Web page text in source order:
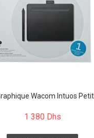
Wacom Intuos Petite
1 380 Dhs